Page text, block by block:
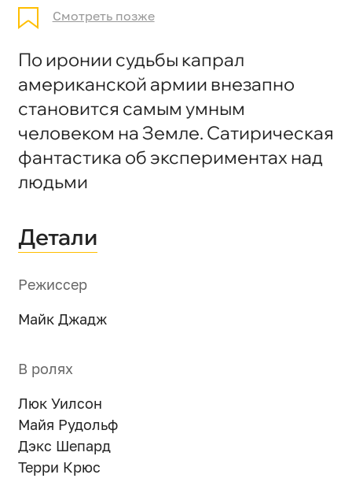
Смотреть позже
По иронии судьбы капрал
американской армии внезапно
становится самым умным
человеком на Земле. Сатирическая
фантастика об экспериментах над
людьми
Детали
Режиссер
Майк Джадж
В ролях
Люк Уилсон
Майя Рудольф
Дэкс Шепард
Терри Крюс